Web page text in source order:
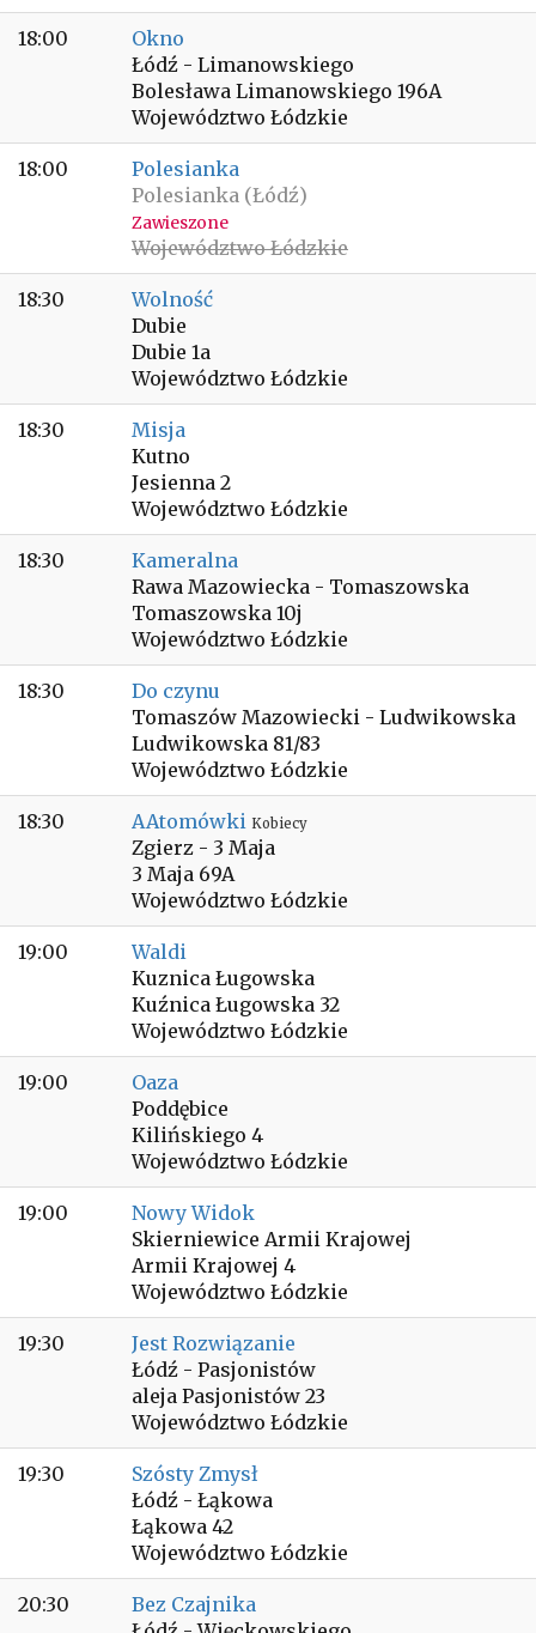
18:00
Okno
Łódź - Limanowskiego
Bolesława Limanowskiego 196A
Województwo Łódzkie
18:00
Polesianka
Polesianka (Łódź)
Zawieszone
Województwo Łódzkie
18:30
Wolność
Dubie
Dubie 1a
Województwo Łódzkie
18:30
Misja
Kutno
Jesienna 2
Województwo Łódzkie
18:30
Kameralna
Rawa Mazowiecka - Tomaszowska
Tomaszowska 10j
Województwo Łódzkie
18:30
Do czynu
Tomaszów Mazowiecki - Ludwikowska
Ludwikowska 81/83
Województwo Łódzkie
18:30 AAtomówki Kobiecy
Zgierz - 3 Maja
3 Maja 69A
Województwo Łódzkie
19:00
Waldi
Kuznica Ługowska
Kuźnica Ługowska 32
Województwo Łódzkie
19:00
Oaza
Poddębice
Kilińskiego 4
Województwo Łódzkie
19:00
Nowy Widok
Skierniewice Armii Krajowej
Armii Krajowej 4
Województwo Łódzkie
19:30
Jest Rozwiązanie
Łódź - Pasjonistów
aleja Pasjonistów 23
Województwo Łódzkie
19:30
Szósty Zmysł
Łódź - Łąkowa
Łąkowa 42
Województwo Łódzkie
20:30
Bez Czajnika